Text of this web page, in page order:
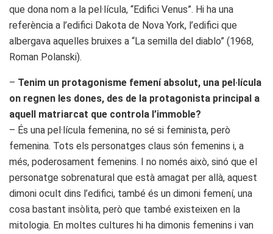
que dona nom a la pel·lícula, “Edifici Venus”. Hi ha una
referència a l’edifici Dakota de Nova York, l’edifici que
albergava aquelles bruixes a “La semilla del diablo” (1968,
Roman Polanski).
– Tenim un protagonisme femení absolut, una pel·lícula
on regnen les dones, des de la protagonista principal a
aquell matriarcat que controla l’immoble?
– És una pel·lícula femenina, no sé si feminista, però
femenina. Tots els personatges claus són femenins i, a
més, poderosament femenins. I no només això, sinó que el
personatge sobrenatural que està amagat per allà, aquest
dimoni ocult dins l’edifici, també és un dimoni femení, una
cosa bastant insòlita, però que també existeixen en la
mitologia. En moltes cultures hi ha dimonis femenins i van